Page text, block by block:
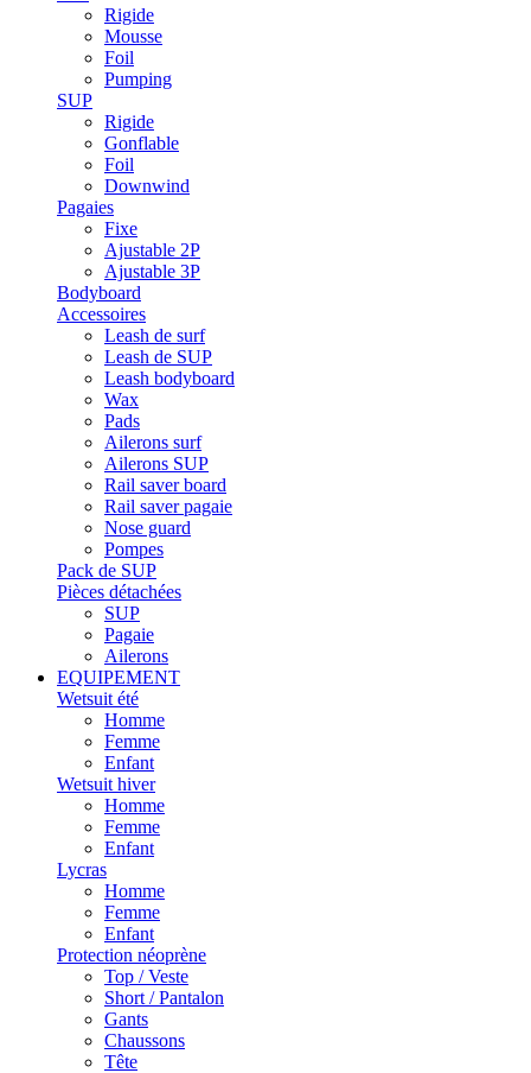
Rigide
Mousse
Foil
Pumping
SUP
Rigide
Gonflable
Foil
Downwind
Pagaies
Fixe
Ajustable 2P
Ajustable 3P
Bodyboard
Accessoires
Leash de surf
Leash de SUP
Leash bodyboard
Wax
Pads
Ailerons surf
Ailerons SUP
Rail saver board
Rail saver pagaie
Nose guard
Pompes
Pack de SUP
Pièces détachées
SUP
Pagaie
Ailerons
EQUIPEMENT
Wetsuit été
Homme
Femme
Enfant
Wetsuit hiver
Homme
Femme
Enfant
Lycras
Homme
Femme
Enfant
Protection néoprène
Top / Veste
Short / Pantalon
Gants
Chaussons
Tête